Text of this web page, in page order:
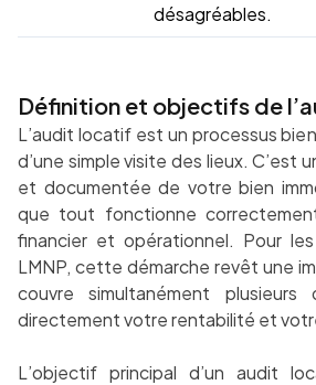
désagréables.
Définition et objectifs de
L’audit locatif est un processus
d’une simple visite des lieux. C’est
et documentée de votre bien
que tout fonctionne
financier et opérationnel. Pour
LMNP, cette démarche revêt une
couvre simultanément
directement votre rentabilité et
L’objectif principal d’un audit